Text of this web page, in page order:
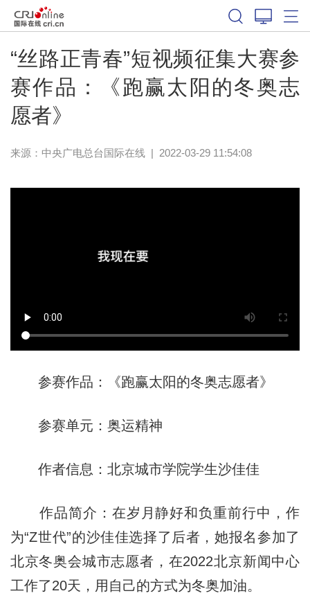
“丝路正青春”短视频征集大赛参
赛作品：《跑赢太阳的冬奥志
愿者》
来源：中央广电总台国际在线| 2022-03-29 11:54:08
参赛作品：《跑赢太阳的冬奥志愿者》
参赛单元：奥运精神
作者信息：北京城市学院学生沙佳佳
作品简介：在岁月静好和负重前行中，作
为“Z世代”的沙佳佳选择了后者，她报名参加了
北京冬奥会城市志愿者，在2022北京新闻中心
工作了20天，用自己的方式为冬奥加油。